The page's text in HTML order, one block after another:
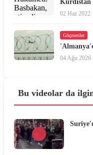
Kürdistan
02 Haz 2022
Göçmenler
04 Ağu 2026
Bu videolar da